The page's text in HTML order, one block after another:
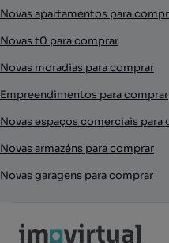
Novas apartamentos para
Novas t0 para comprar
Novas moradias para comprar
Empreendimentos para comprar
Novas espaços comerciais para
Novas armazéns para comprar
Novas garagens para comprar